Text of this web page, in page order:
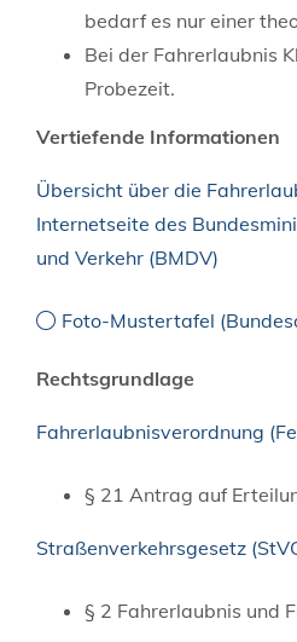
bedarf es nur einer
Bei der Fahrerlaubnis
Probezeit.
Vertiefende Informationen
Übersicht über die
Internetseite des
und Verkehr (BMDV)
Foto-Mustertafel
Rechtsgrundlage
Fahrerlaubnisverordnung
§ 21 Antrag auf
Straßenverkehrsgesetz
§ 2 Fahrerlaubnis und